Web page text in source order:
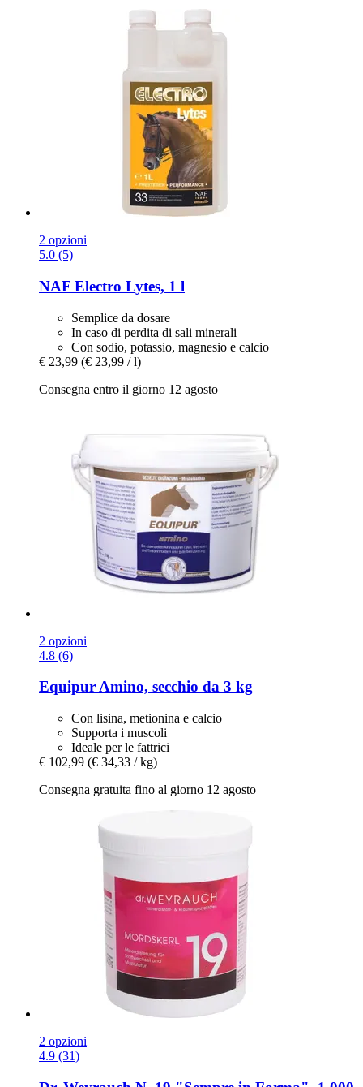
2 opzioni
5.0 (5)
NAF Electro Lytes, 1 l
Semplice da dosare
In caso di perdita di sali minerali
Con sodio, potassio, magnesio e calcio
€ 23,99 (€ 23,99 / l)
Consegna entro il giorno 12 agosto
2 opzioni
4.8 (6)
EquipurAmino, secchio da 3 kg
Con lisina, metionina e calcio
Supporta i muscoli
Ideale per le fattrici
€ 102,99 (€ 34,33 / kg)
Consegna gratuita fino al giorno 12 agosto
2 opzioni
4.9 (31)